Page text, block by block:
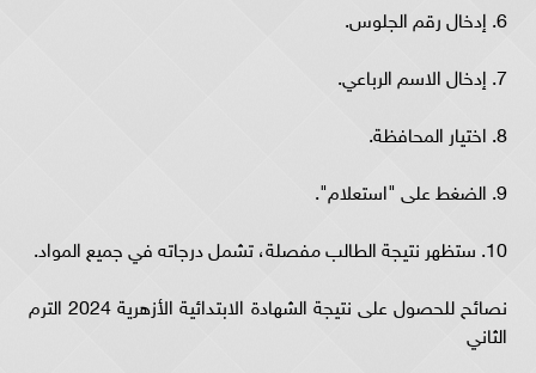
6. إدخال رقم الجلوس.
7. إدخال الاسم الرباعي.
8. اختيار المحافظة.
9. الضغط على "استعلام".
10. ستظهر نتيجة الطالب مفصلة، تشمل درجاته في جميع المواد.
نصائح للحصول على نتيجة الشهادة الابتدائية الأزهرية 2024 الترم
الثاني